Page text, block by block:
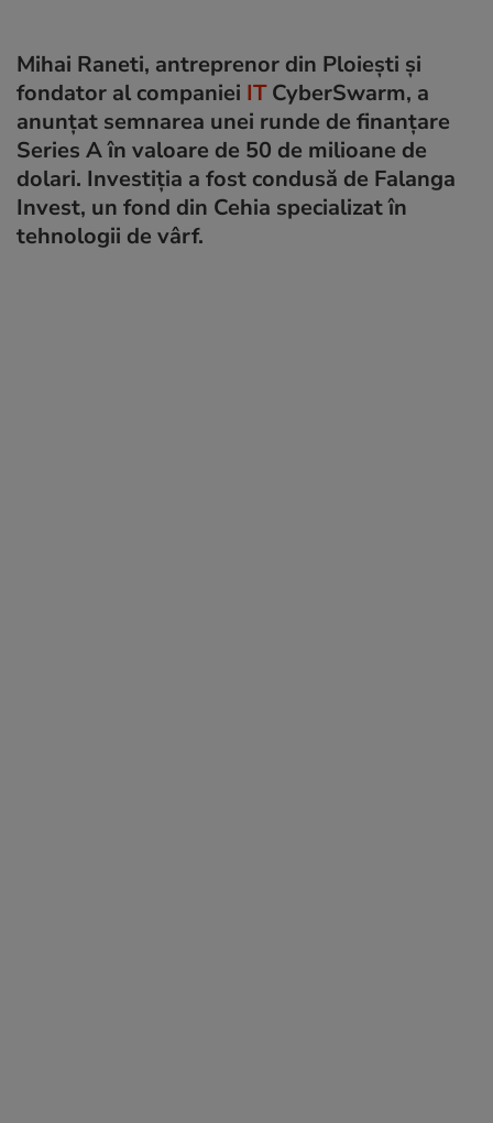
Mihai Raneti, antreprenor din Ploiești și
fondator al companiei ITCyberSwarm, a
anunțat semnarea unei runde de finanțare
Series A în valoare de 50 de milioane de
dolari. Investiția a fost condusă de Falanga
Invest, un fond din Cehia specializat în
tehnologii de vârf.